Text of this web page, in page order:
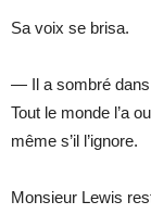
Sa voix se brisa.
— Il a sombré dans
Tout le monde l’a
même s’il l’ignore.
Monsieur Lewis